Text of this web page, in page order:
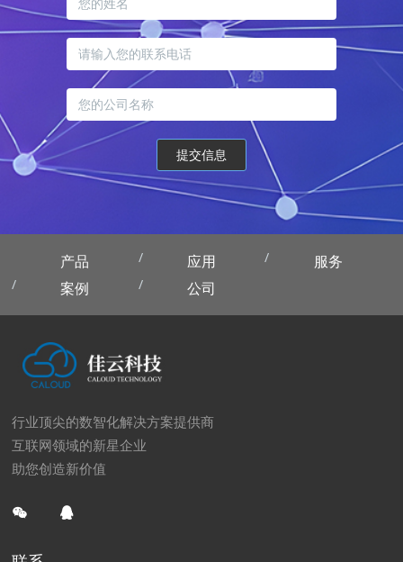
提交信息
产品 应用
服务
案例
公司
行业顶尖的数智化解决方案提供商
互联网领域的新星企业
助您创造新价值